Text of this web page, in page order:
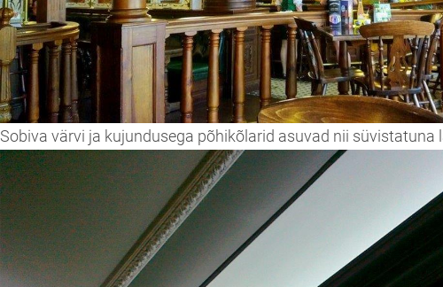
Sobiva värvi ja kujundusega põhikõlarid asuvad nii süvistatuna